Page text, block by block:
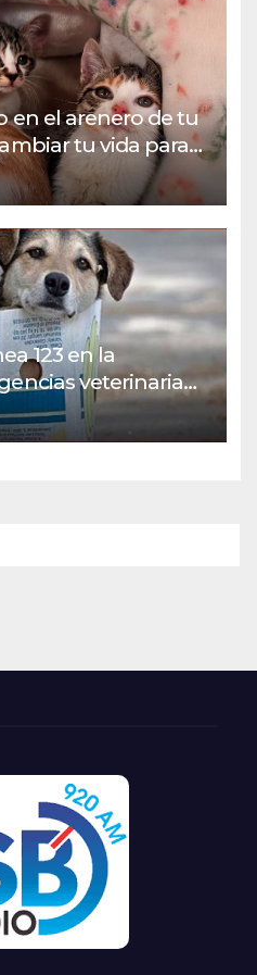
en el arenero de tu
tu vida para
123 en la
veterinarias